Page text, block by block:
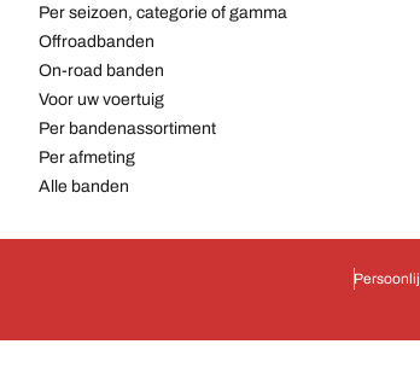
Per seizoen, categorie of gamma
Offroadbanden
On-road banden
Voor uw voertuig
Per bandenassortiment
Per afmeting
Alle banden